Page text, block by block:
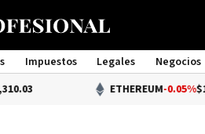
Impuestos Legales Negocios
ETHEREUM-0.05%$1,898.56